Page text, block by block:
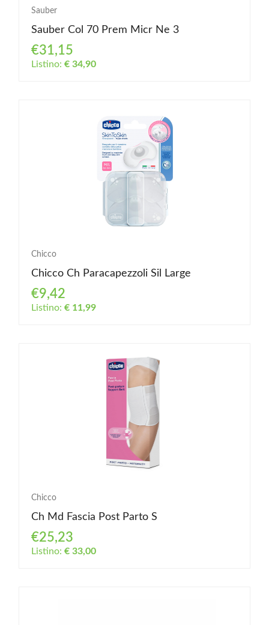
Sauber
Sauber Col 70 Prem Micr Ne 3
€31,15
Listino: € 34,90
Chicco
Chicco Ch Paracapezzoli Sil Large
€9,42
Listino: € 11,99
Chicco
Ch Md Fascia Post Parto S
€25,23
Listino: € 33,00